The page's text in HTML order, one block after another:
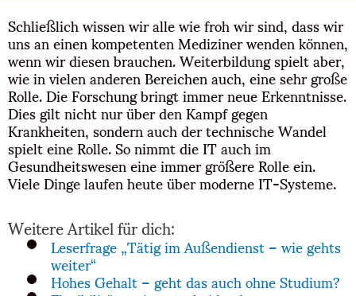
Schließlich wissen wir alle wie froh wir sind, dass wir
uns an einen kompetenten Mediziner wenden können,
wenn wir diesen brauchen. Weiterbildung spielt aber,
wie in vielen anderen Bereichen auch, eine sehr große
Rolle. Die Forschung bringt immer neue Erkenntnisse.
Dies gilt nicht nur über den Kampf gegen
Krankheiten, sondern auch der technische Wandel
spielt eine Rolle. So nimmt die IT auch im
Gesundheitswesen eine immer größere Rolle ein.
Viele Dinge laufen heute über moderne IT-Systeme.
Weitere Artikel für dich:
Leserfrage „Tätig im Außendienst – wie gehts
weiter“
Hohes Gehalt – geht das auch ohne Studium?